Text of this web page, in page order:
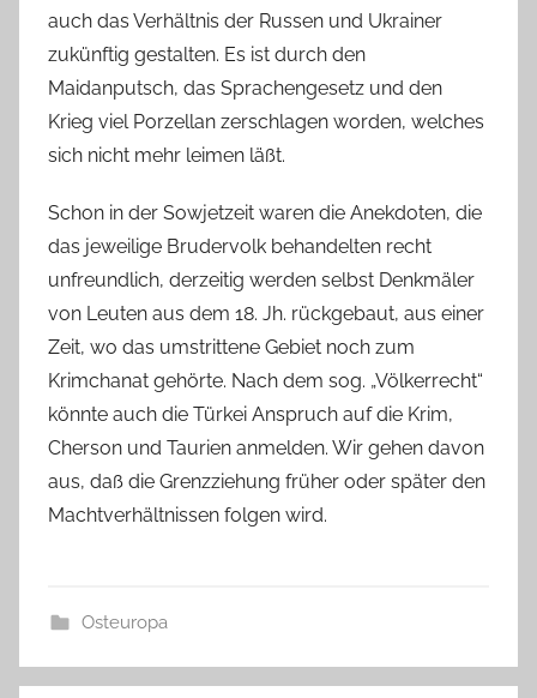
auch das Verhältnis der Russen und Ukrainer
zukünftig gestalten. Es ist durch den
Maidanputsch, das Sprachengesetz und den
Krieg viel Porzellan zerschlagen worden, welches
sich nicht mehr leimen läßt.
Schon in der Sowjetzeit waren die Anekdoten, die
das jeweilige Brudervolk behandelten recht
unfreundlich, derzeitig werden selbst Denkmäler
von Leuten aus dem 18. Jh. rückgebaut, aus einer
Zeit, wo das umstrittene Gebiet noch zum
Krimchanat gehörte. Nach dem sog. „Völkerrecht“
könnte auch die Türkei Anspruch auf die Krim,
Cherson und Taurien anmelden. Wir gehen davon
aus, daß die Grenzziehung früher oder später den
Machtverhältnissen folgen wird.
Osteuropa